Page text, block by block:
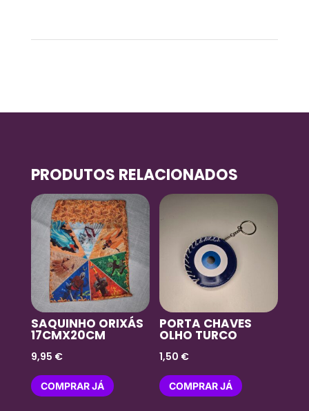
PRODUTOS RELACIONADOS
SAQUINHO ORIXÁS
17CMX20CM
9,95 €
COMPRAR JÁ
PORTA CHAVES
OLHO TURCO
1,50 €
COMPRAR JÁ